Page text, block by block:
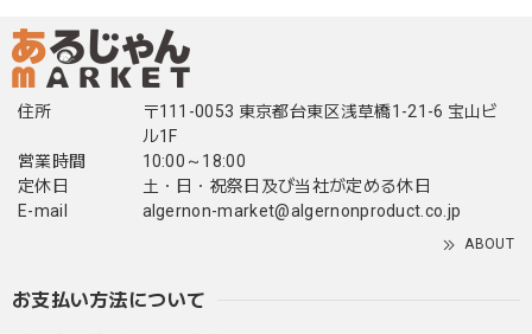
住所
〒111-0053 東京都台東区浅草橋1-21-6 宝山ビ
ル1F
営業時間
10:00～18:00
定休日
土・日・祝祭日及び当社が定める休日
E-mail
algernon-market@algernonproduct.co.jp
ABOUT
お支払い方法について